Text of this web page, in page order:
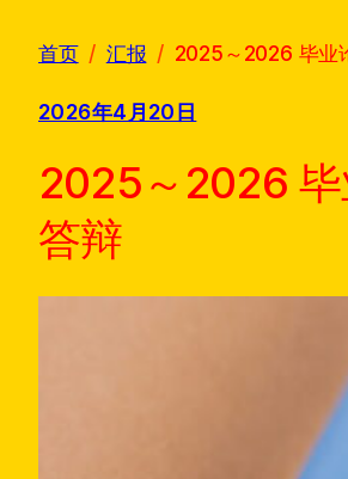
首页 汇报 2025～2026 毕业
2026年4月20日
2025～2026
答辩